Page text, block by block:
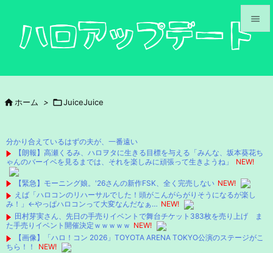



次へ
検索
 ホーム > JuiceJuice
分かり合えているはずの夫が、一番遠い
【朗報】高瀬くるみ、ハロヲタに生きる目標を与える「みんな、坂本葵花ち
ゃんのバーイベを見るまでは、それを楽しみに頑張って生きようね」
NEW!
【緊急】モーニング娘。'26さんの新作FSK、全く完売しない NEW!
えば「ハロコンのリハーサルでした！頭がこんがらがりそうになるが楽し
み！」←やっぱハロコンって大変なんだなぁ… NEW!
田村芽実さん、先日の手売りイベントで舞台チケット383枚を売り上げ ま
た手売りイベント開催決定ｗｗｗｗｗ NEW!
【画像】「ハロ！コン 2026」TOYOTA ARENA TOKYO公演のステージがこ
ちら！！
NEW!